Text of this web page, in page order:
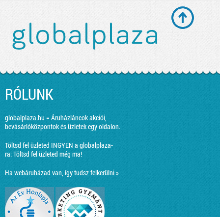
RÓLUNK
globalplaza.hu = Áruházláncok akciói,
bevásárlóközpontok és üzletek egy oldalon.
Töltsd fel üzleted INGYEN a globalplaza-
ra:Töltsd fel üzleted még ma!
Ha webáruházad van, így tudsz felkerülni »